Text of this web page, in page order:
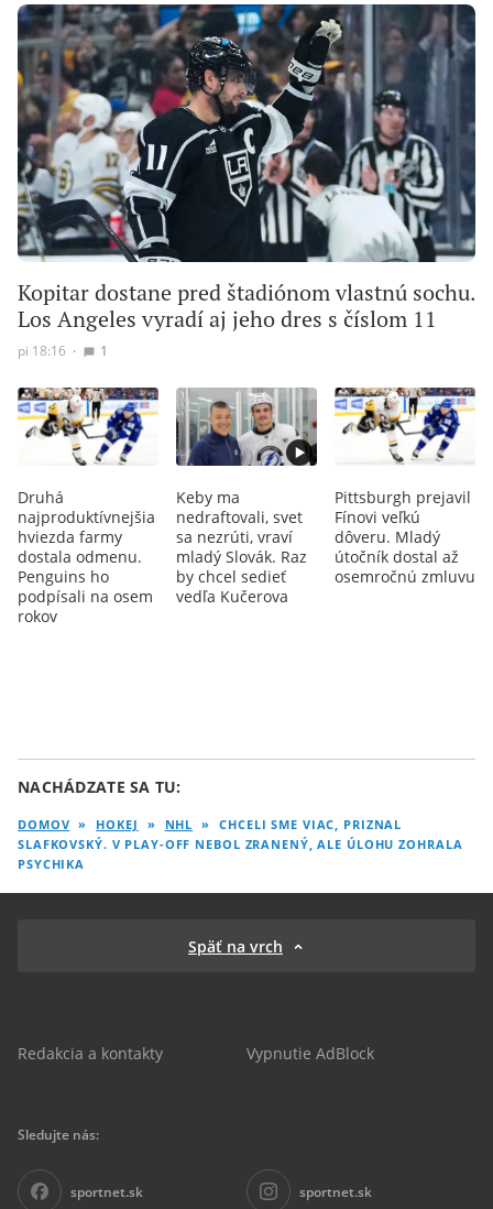
Kopitar dostane pred štadiónom vlastnú sochu.
Los Angeles vyradí aj jeho dres s číslom 11
pi 18:16 ∙ 1
Druhá
najproduktívnejšia
hviezda farmy
dostala odmenu.
Penguins ho
podpísali na osem
rokov
Keby ma
nedraftovali, svet
sa nezrúti, vraví
mladý Slovák. Raz
by chcel sedieť
vedľa Kučerova
Pittsburgh prejavil
Fínovi veľkú
dôveru. Mladý
útočník dostal až
osemročnú zmluvu
NACHÁDZATE SA TU:
DOMOV » HOKEJ » NHL »
CHCELI SME VIAC, PRIZNAL
SLAFKOVSKÝ. V PLAY-OFF NEBOL ZRANENÝ, ALE ÚLOHU ZOHRALA
PSYCHIKA
Späť na vrch
Redakcia a kontakty Vypnutie AdBlock
Sledujte nás:
sportnet.sk sportnet.sk